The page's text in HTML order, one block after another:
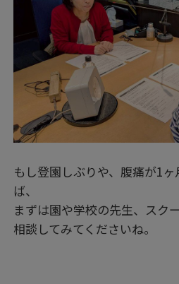
もし登園しぶりや、腹痛が1
ば、
まずは園や学校の先生、スク
相談してみてくださいね。